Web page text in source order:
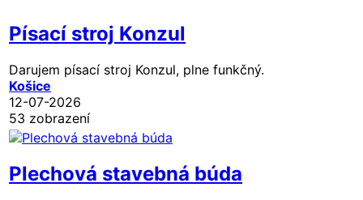
Písací stroj Konzul
Darujem písací stroj Konzul, plne funkčný.
Košice
12-07-2026
53 zobrazení
Plechová stavebná búda